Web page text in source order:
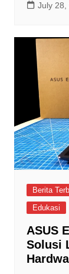
July 28,
Berita
Edukasi
ASUS
Solusi